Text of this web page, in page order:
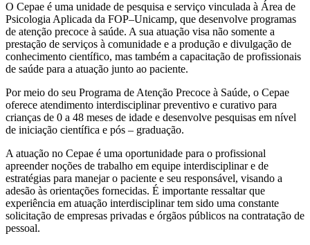
O Cepae é uma unidade de pesquisa e serviço vinculada à Área de
Psicologia Aplicada da FOP–Unicamp, que desenvolve programas
de atenção precoce à saúde. A sua atuação visa não somente a
prestação de serviços à comunidade e a produção e divulgação de
conhecimento científico, mas também a capacitação de profissionais
de saúde para a atuação junto ao paciente.
Por meio do seu Programa de Atenção Precoce à Saúde, o Cepae
oferece atendimento interdisciplinar preventivo e curativo para
crianças de 0 a 48 meses de idade e desenvolve pesquisas em nível
de iniciação científica e pós – graduação.
A atuação no Cepae é uma oportunidade para o profissional
apreender noções de trabalho em equipe interdisciplinar e de
estratégias para manejar o paciente e seu responsável, visando a
adesão às orientações fornecidas. É importante ressaltar que
experiência em atuação interdisciplinar tem sido uma constante
solicitação de empresas privadas e órgãos públicos na contratação de
pessoal.